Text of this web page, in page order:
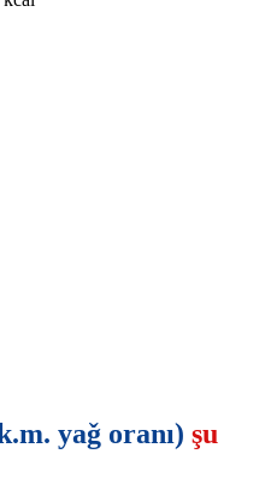
yaǧ oranı) şu